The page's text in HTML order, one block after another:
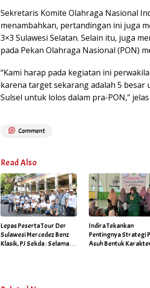
Sekretaris Komite Olahraga Nasional
menambahkan, pertandingan ini juga
3×3 Sulawesi Selatan. Selain itu, juga
pada Pekan Olahraga Nasional (PON)
“Kami harap pada kegiatan ini
karena target sekarang adalah 5 besar
Sulsel untuk lolos dalam pra-PON,”
Comment
Read Also
Lepas Peserta Tour Der
Sulawesi Mercedez Benz
Klasik, PJ Sekda : Selamat
Indira Tekankan
Pentingnya Strategi
Asuh Bentuk